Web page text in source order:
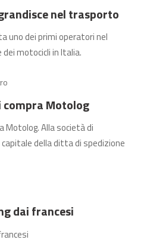
nel trasporto
uno dei primi operatori nel
motocicli in Italia.
compra Motolog
Motolog. Alla società di
della ditta di spedizione
dai francesi